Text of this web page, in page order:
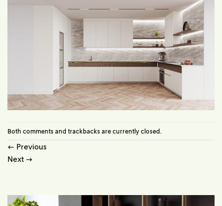
Both comments and trackbacks are currently closed.
← Previous
Next →